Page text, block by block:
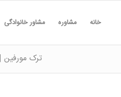
خانه مشاوره مشاور خانوادگی
ترک مورفین